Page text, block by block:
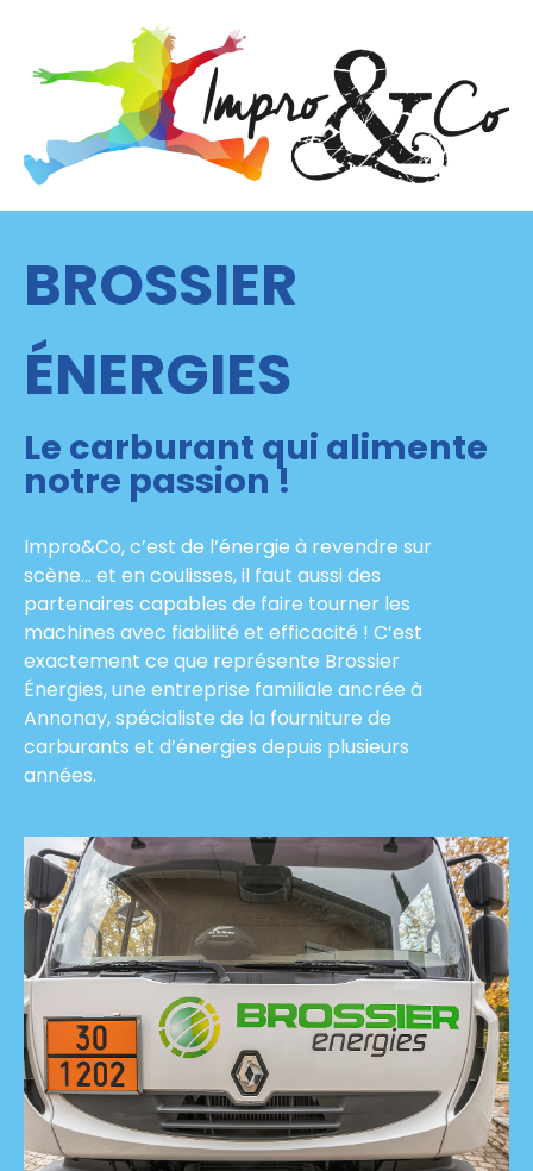
BROSSIER
ÉNERGIES
Le carburant qui alimente
notre passion !
Impro&Co, c’est de l’énergie à revendre sur
scène… et en coulisses, il faut aussi des
partenaires capables de faire tourner les
machines avec fiabilité et efficacité ! C’est
exactement ce que représente Brossier
Énergies, une entreprise familiale ancrée à
Annonay, spécialiste de la fourniture de
carburants et d’énergies depuis plusieurs
années.